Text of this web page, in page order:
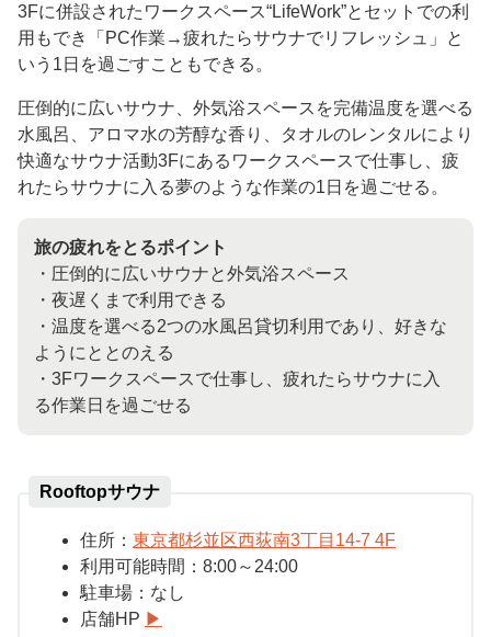
3Fに併設されたワークスペース“LifeWork”とセットでの利
用もでき「PC作業→疲れたらサウナでリフレッシュ」と
いう1日を過ごすこともできる。
圧倒的に広いサウナ、外気浴スペースを完備温度を選べる
水風呂、アロマ水の芳醇な香り、タオルのレンタルにより
快適なサウナ活動3Fにあるワークスペースで仕事し、疲
れたらサウナに入る夢のような作業の1日を過ごせる。
旅の疲れをとるポイント
・圧倒的に広いサウナと外気浴スペース
・夜遅くまで利用できる
・温度を選べる2つの水風呂貸切利用であり、好きな
ようにととのえる
・3Fワークスペースで仕事し、疲れたらサウナに入
る作業日を過ごせる
Rooftopサウナ
住所： 東京都杉並区西荻南3丁目14-7 4F
利用可能時間：8:00～ 24:00
駐車場：なし
店舗HP ▶︎